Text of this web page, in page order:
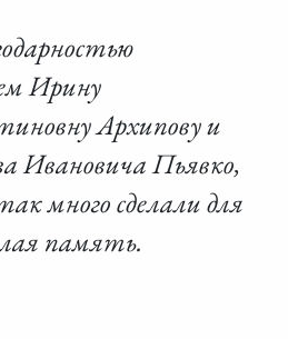
Ирину
Архипову и
Ивановича Пьявко,
много сделали для
память.